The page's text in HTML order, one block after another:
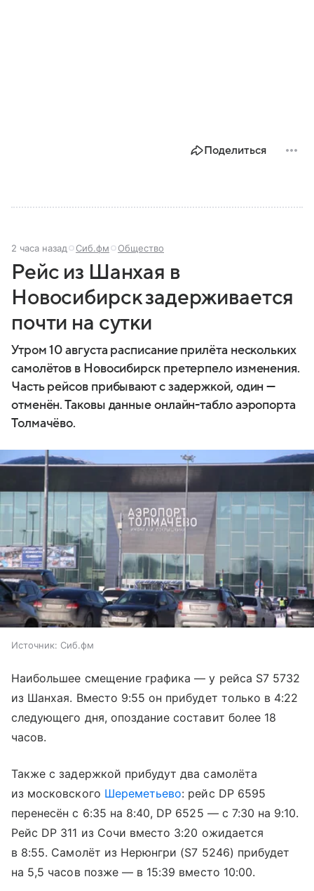
Поделиться
2 часа назад Сиб.фм Общество
Рейс из Шанхая в
Новосибирск задерживается
почти на сутки
Утром 10 августа расписание прилёта нескольких
самолётов в Новосибирск претерпело изменения.
Часть рейсов прибывают с задержкой, один —
отменён. Таковы данные онлайн-табло аэропорта
Толмачёво.
Источник: Сиб.фм
Наибольшее смещение графика — у рейса S7 5732
из Шанхая. Вместо 9:55 он прибудет только в 4:22
следующего дня, опоздание составит более 18
часов.
Также с задержкой прибудут два самолёта
из московского Шереметьево: рейс DP 6595
перенесён с 6:35 на 8:40, DP 6525 — с 7:30 на 9:10.
Рейс DP 311 из Сочи вместо 3:20 ожидается
в 8:55. Самолёт из Нерюнгри (S7 5246) прибудет
на 5,5 часов позже — в 15:39 вместо 10:00.